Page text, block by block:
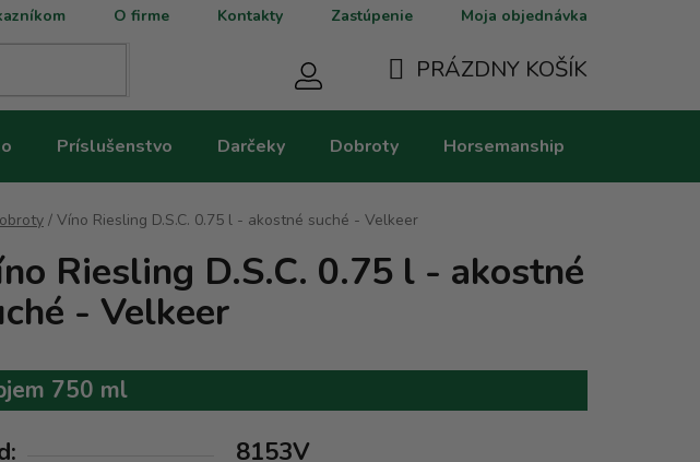
O firme Kontakty Zastúpenie Moja objednávka
KOŠÍK
PRÁZDNY KOŠÍK
Príslušenstvo Darčeky Dobroty Horsemanship
/ Víno Riesling D.S.C. 0.75 l - akostné suché - Velkeer
Riesling D.S.C. 0.75 l - akostné
- Velkeer
750 ml
8153V